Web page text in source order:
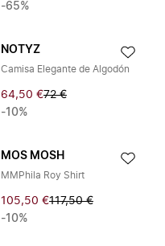
-65%
NOTYZ
Camisa Elegante de Algodón
64,50 €72 €
-10%
MOS MOSH
MMPhila Roy Shirt
105,50 €117,50 €
-10%